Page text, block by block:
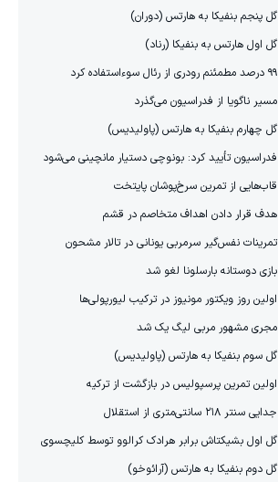
گل پنجم بنفیکا به هارتس (دوران)
گل اول هارتس به بنفیکا (رناد)
۹۹ درصد مطمئنم رودری از رئال سوءاستفاده کرد
مسیر ناگویا از فدراسیون می‌گذرد
گل چهارم بنفیکا به هارتس (پاولیدیس)
فدراسیون تأیید کرد: بونوچی دستیار مانچینی می‌شود
قاب‌هایی از تمرین سرخ‌پوشان پایتخت
هدف قرار دادن اهداف متخاصم در قشم
‏تمرینات نفس‌گیر سرمربی یونانی در تالار مشحون
بازی دوستانه بارسلونا لغو شد
اولین روز ویکتور مونیوز در ترکیب لیورپولی‌ها
مجری مشهور مربی لیگ یک شد
گل سوم بنفیکا به هارتس (پاولیدیس)
اولین تمرین پرسپولیس در بازگشت از ترکیه
جدایی سنتر ۲۱۸ سانتی‌متری از استقلال
گل اول بشیکتاش برابر هرادک کرالوو توسط کلیچسوی
گل دوم بنفیکا به هارتس (آرائوخو)